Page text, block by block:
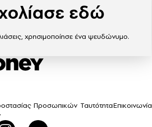
εδώ
χρησιμοποίησε ένα ψευδώνυμο.
Προσωπικών ΤαυτότηταΕπικοινωνία